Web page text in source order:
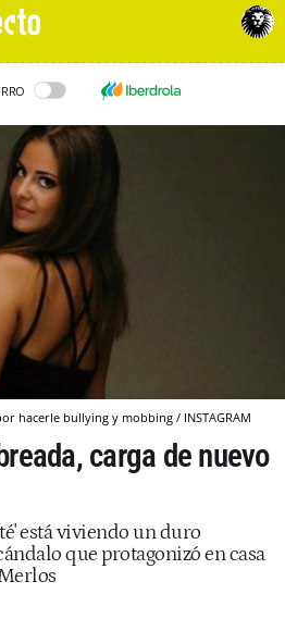
hacerle bullying y mobbing / INSTAGRAM
carga de nuevo
está viviendo un duro
que protagonizó en casa